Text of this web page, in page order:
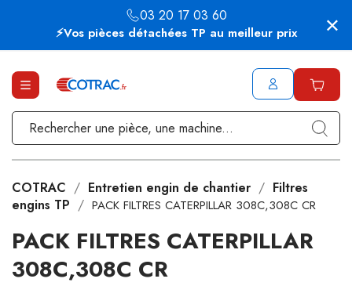
⚡Vos pièces détachées TP au meilleur prix
03 20 17 03 60
COTRAC Entretien engin de chantier
Filtres
engins TP
PACK FILTRES CATERPILLAR 308C,308C CR
PACK FILTRES CATERPILLAR
308C,308C CR